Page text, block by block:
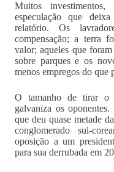
Muitos
especulação que
relatório. Os
compensação; a terra
valor; aqueles que
sobre parques e os
menos empregos do que
O tamanho de tirar o
galvaniza os
que deu quase metade
conglomerado sul-
oposição a um
para sua derrubada em